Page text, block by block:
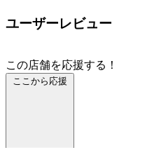
ユーザーレビュー
この店舗を応援する！
ここから応援